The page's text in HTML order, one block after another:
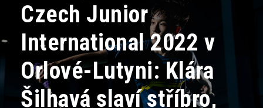
Czech Junior
International 2022 v
Orlové-Lutyni: Klára
Šilhavá slaví stříbro,